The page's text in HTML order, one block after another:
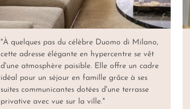
"À quelques pas du célèbre Duomo di Milano,
cette adresse élégante en hypercentre se vêt
d'une atmosphère paisible. Elle offre un cadre
idéal pour un séjour en famille grâce à ses
suites communicantes dotées d'une terrasse
privative avec vue sur la ville."